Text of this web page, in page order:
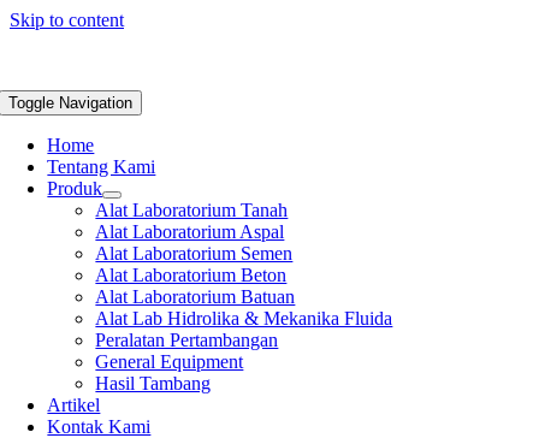
Skip to content
Toggle Navigation
Home
Tentang Kami
Produk
Alat Laboratorium Tanah
Alat Laboratorium Aspal
Alat Laboratorium Semen
Alat Laboratorium Beton
Alat Laboratorium Batuan
Alat Lab Hidrolika & Mekanika Fluida
Peralatan Pertambangan
General Equipment
Hasil Tambang
Artikel
Kontak Kami